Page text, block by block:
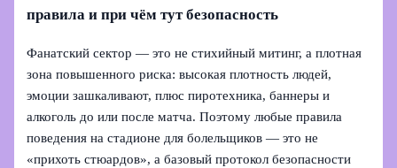
правила и при чём тут безопасность
Фанатский сектор — это не стихийный митинг, а плотная
зона повышенного риска: высокая плотность людей,
эмоции зашкаливают, плюс пиротехника, баннеры и
алкоголь до или после матча. Поэтому любые правила
поведения на стадионе для болельщиков — это не
«прихоть стюардов», а базовый протокол безопасности